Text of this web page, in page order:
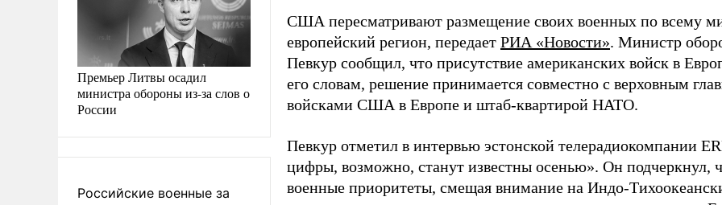
Премьер Литвы осадил
министра обороны из-за слов о
России
Российские военные за
США пересматривают размещение своих военных по всему
европейский регион, передает РИА «Новости». Министр
Певкур сообщил, что присутствие американских войск в
его словам, решение принимается совместно с верховным
войсками США в Европе и штаб-квартирой НАТО.
Певкур отметил в интервью эстонской телерадиокомпании
цифры, возможно, станут известны осенью». Он
военные приоритеты, смещая внимание на Индо-